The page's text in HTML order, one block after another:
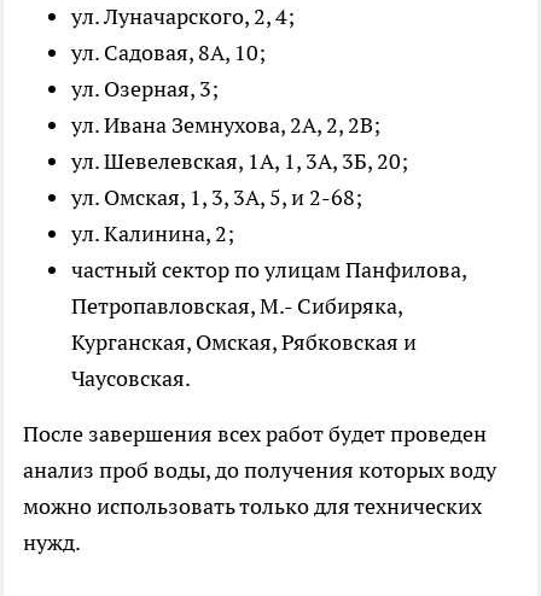
ул. Луначарского, 2, 4;
ул. Садовая, 8А, 10;
ул. Озерная, 3;
ул. Ивана Земнухова, 2А, 2, 2В;
ул. Шевелевская, 1А, 1, 3А, 3Б, 20;
ул. Омская, 1, 3, 3А, 5, и 2-68;
ул. Калинина, 2;
частный сектор по улицам Панфилова,
Петропавловская, М.- Сибиряка,
Курганская, Омская, Рябковская и
Чаусовская.
После завершения всех работ будет проведен
анализ проб воды, до получения которых воду
можно использовать только для технических
нужд.